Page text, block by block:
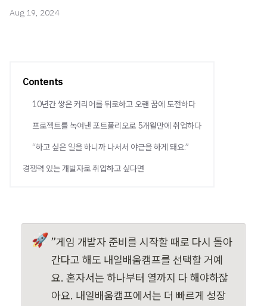
Aug 19, 2024
Contents
10년간 쌓은 커리어를 뒤로하고 오랜 꿈에 도전하다
프로젝트를 녹여낸 포트폴리오로 5개월만에 취업하다
“하고 싶은 일을 하니까 나서서 야근을 하게 돼요.”
경쟁력 있는 개발자로 취업하고 싶다면
🚀 ”게임 개발자 준비를 시작할 때로 다시 돌아
간다고 해도 내일배움캠프를 선택할 거예
요. 혼자서는 하나부터 열까지 다 해야하잖
아요. 내일배움캠프에서는 더 빠르게 성장